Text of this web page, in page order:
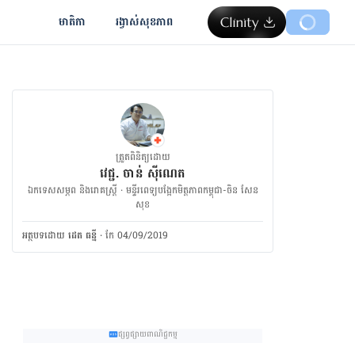
មាតិកា រង្វាស់​សុខភាព
ត្រួតពិនិត្យដោយ
វេជ្ជ. ចាន់ ស៊ីណេត
ឯកទេសសម្ភព និងរោគស្ត្រី · ម​ន្ទីរពេទ្យបង្អែកមិត្តភាពកម្ពុជា-ចិន សែន
សុខ
អត្ថបទ​ដោយ ដេត ធន្នី ·កែ 04/09/2019
ផ្សព្វផ្សាយពាណិជ្ជកម្ម